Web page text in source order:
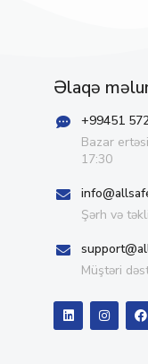
Əlaqə
+99451
Bazar
17:30
Şərh və
Müştəri